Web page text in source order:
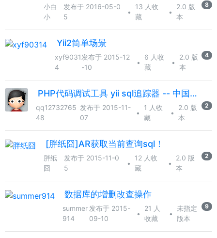
小白
小
发布于 2016-05-0
5
•
13 人收
藏
•
2.0 版
本
8
Yii2简单场景
xyf9031
4
发布于 2015-12
-10
•
6 人收
藏
•
2.0 版
本
4
PHP代码调试工具 yii sql追踪器 -- 中国人开发的php工具箱
qq12732765
48
发布于 2015-11-
07
•
1 人收
藏
•
2.0 版
本
2
[胖纸囧]AR获取当前查询sql！
胖纸
囧
发布于 2015-11-0
5
•
12 人收
藏
•
2.0 版
本
2
数据库的增删改查操作
summer
914
发布于 2015-
09-10
•
21 人
收藏
•
未指定
版本
9